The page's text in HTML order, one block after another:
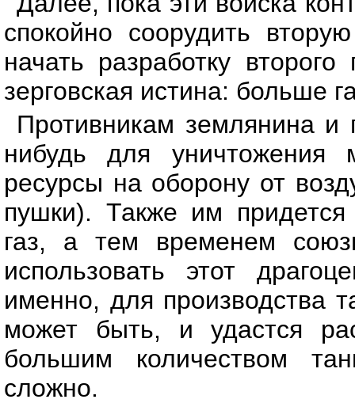
спокойно соорудить
начать разработку
зерговская истина: больше
Противникам землянина и
нибудь для уничтожения
ресурсы на оборону от
пушки). Также им придется
газ, а тем временем
использовать этот
именно, для производства
может быть, и удастся
большим количеством
сложно.